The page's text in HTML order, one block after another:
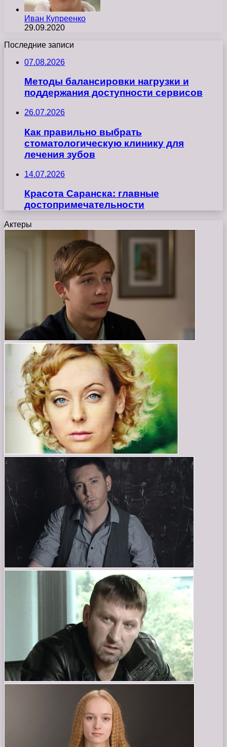
Иван Купреенко
29.09.2020
Последние записи
07.08.2026
Методы балансировки нагрузки и
поддержания доступности сервисов
26.07.2026
Как правильно выбрать
стоматологическую клинику для
лечения зубов
14.07.2026
Красота Саранска: главные
достопримечательности
Актеры